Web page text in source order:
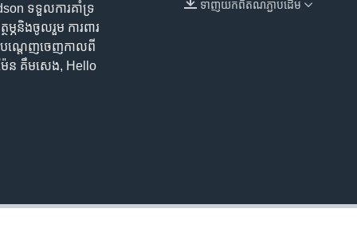
EMBED
ទាញ​យក​ពី​តំណភ្ជាប់​ដើម
ទទួល​ការ​គាំទ្រ​
ភ​និង​ចូលរួម​ ការពារ​
បណ្តេញ​ចេញ​កាលពី​
ម៉ែន គឹមសេង, Hello